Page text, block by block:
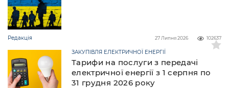
Редакція 102637
27 Липня 2026
Тарифи на послуги з передачі
електричної енергії з 1 серпня по
31 грудня 2026 року
ЗАКУПІВЛЯ ЕЛЕКТРИЧНОЇ ЕНЕРГІЇ